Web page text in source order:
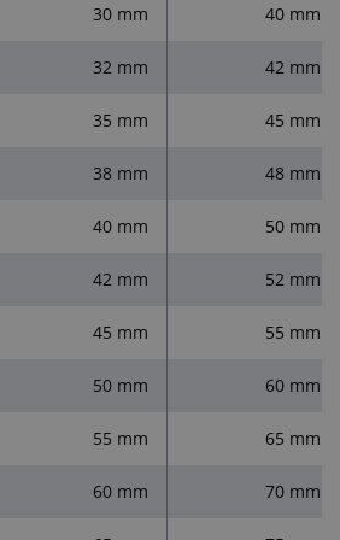
30 mm 40 mm
32 mm 42 mm
35 mm 45 mm
38 mm 48 mm
40 mm 50 mm
42 mm 52 mm
45 mm 55 mm
50 mm 60 mm
55 mm 65 mm
60 mm 70 mm